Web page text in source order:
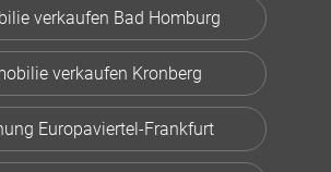
verkaufen Bad Homburg
verkaufen Kronberg
Europaviertel-Frankfurt